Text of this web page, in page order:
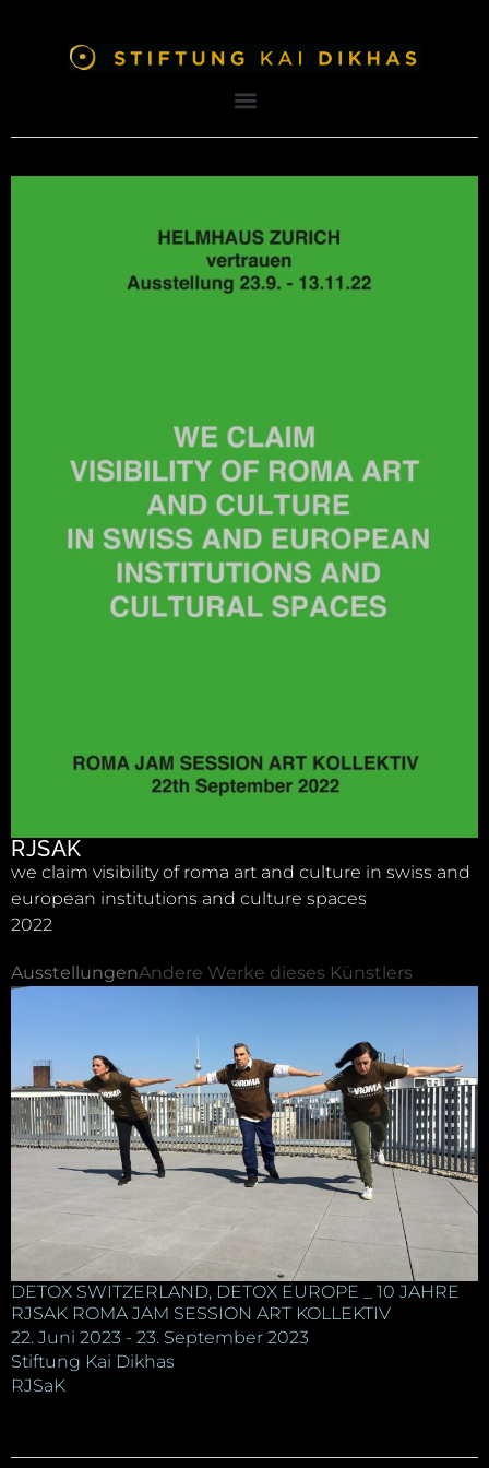
RJSAK
we claim visibility of roma art and culture in swiss and
european institutions and culture spaces
2022
AusstellungenAndere Werke dieses Künstlers
DETOX SWITZERLAND, DETOX EUROPE _ 10 JAHRE
RJSAK ROMA JAM SESSION ART KOLLEKTIV
22. Juni 2023 - 23. September 2023
Stiftung Kai Dikhas
RJSaK